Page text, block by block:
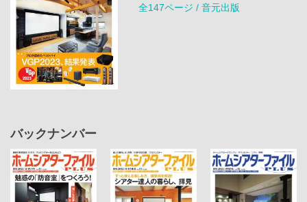
全147ページ / 音元出版
バックナンバー